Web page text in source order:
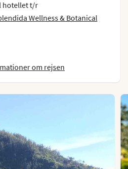
hotellet t/r
Wellness & Botanical
om rejsen